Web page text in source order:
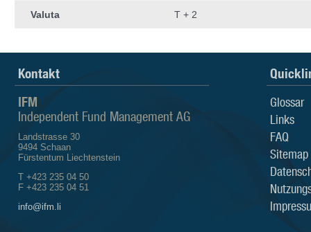
Valuta T + 2
Kontakt
IFM
Independent Fund Management AG
Landstrasse 30
9494 Schaan
Fürstentum Liechtenstein
T +423 235 04 50
F +423 235 04 51
info@ifm.li
Glossar
Links
FAQ
Sitemap